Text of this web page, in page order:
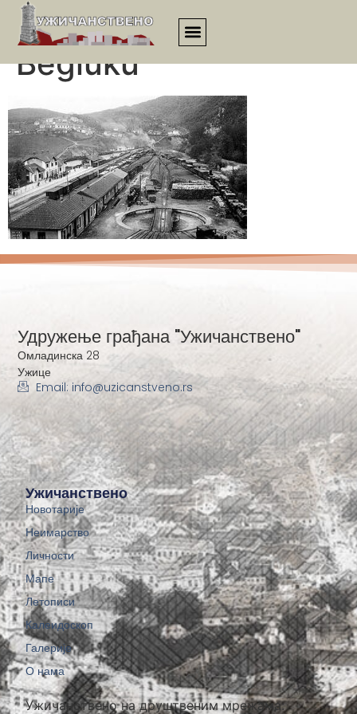
Naša igraonica u
Begluku
Ужичанствено на друштвеним мрежама:
Ужичанствено
Новотарије
Неимарство
Личности
Мапе
Летописи
Калеидоскоп
Галерије
О нама
Удружење грађана "Ужичанствено"
Омладинска 28
Ужице
Email: info@uzicanstveno.rs